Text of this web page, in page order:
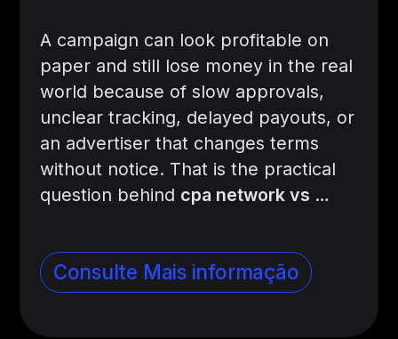
A campaign can look profitable on
paper and still lose money in the real
world because of slow approvals,
unclear tracking, delayed payouts, or
an advertiser that changes terms
without notice. That is the practical
question behind cpa network vs …
Consulte Mais informação